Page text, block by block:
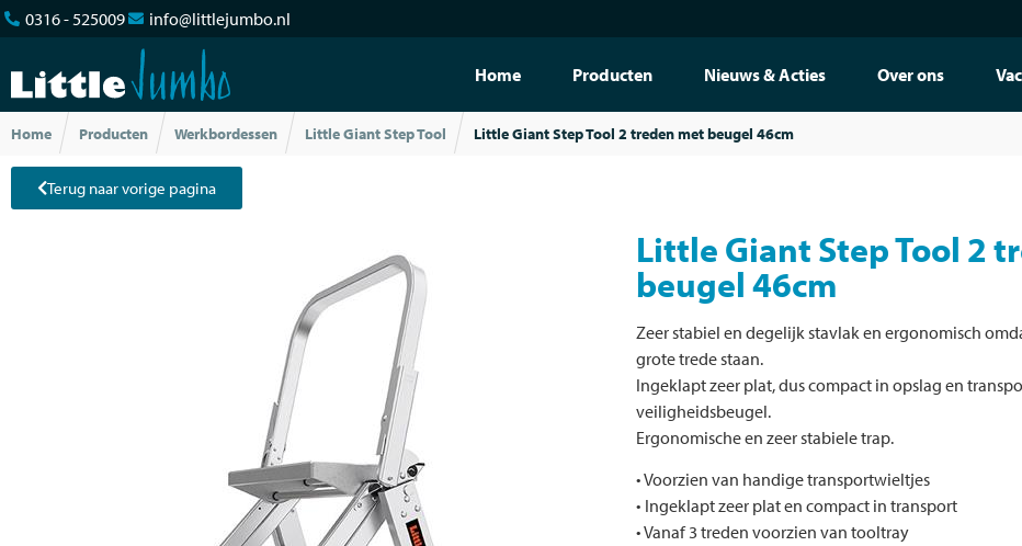
0316 - 525009 info@littlejumbo.nl
Home Producten Nieuws & Acties Over ons
Home Producten Werkbordessen Little Giant Step Tool Little Giant Step Tool 2 treden met beugel 46cm
Terug naar vorige pagina
Little Giant Step Tool 2
beugel 46cm
Zeer stabiel en degelijk stavlak en ergonomisch
grote trede staan.
Ingeklapt zeer plat, dus compact in opslag en
veiligheidsbeugel.
Ergonomische en zeer stabiele trap.
• Voorzien van handige transportwieltjes
• Ingeklapt zeer plat en compact in transport
• Vanaf 3 treden voorzien van tooltray